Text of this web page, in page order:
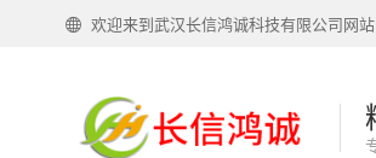
欢迎来到武汉长信鸿诚科技有限公司网